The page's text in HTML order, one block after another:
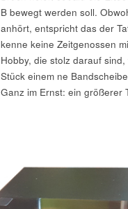
B bewegt werden soll.
anhört, entspricht das der
kenne keine Zeitgenossen
Hobby, die stolz darauf
Stück einem ne
Ganz im Ernst: ein größerer